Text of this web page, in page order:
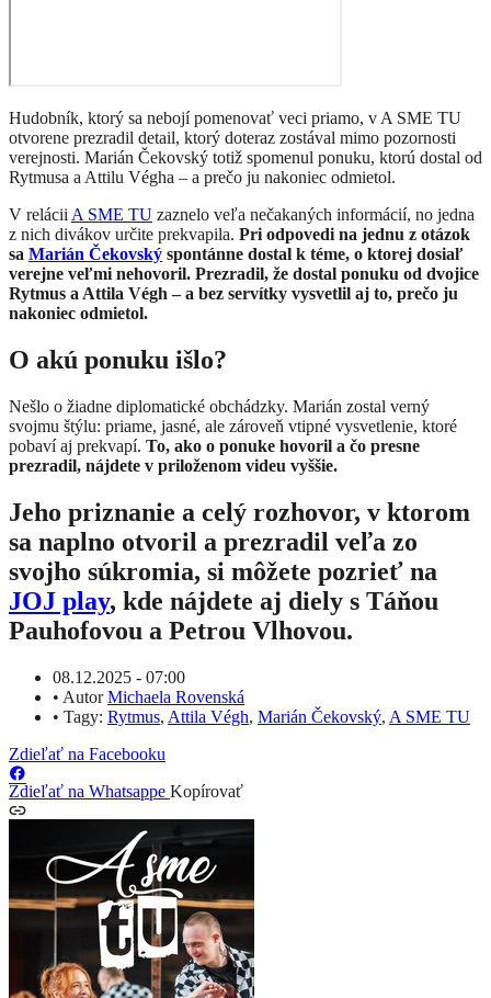
Hudobník, ktorý sa nebojí pomenovať veci priamo, v A SME TU
otvorene prezradil detail, ktorý doteraz zostával mimo pozornosti
verejnosti. Marián Čekovský totiž spomenul ponuku, ktorú dostal od
Rytmusa a Attilu Végha – a prečo ju nakoniec odmietol.
V relácii A SME TU zaznelo veľa nečakaných informácií, no jedna
z nich divákov určite prekvapila. Pri odpovedi na jednu z otázok
sa Marián Čekovský spontánne dostal k téme, o ktorej dosiaľ
verejne veľmi nehovoril. Prezradil, že dostal ponuku od dvojice
Rytmus a Attila Végh – a bez servítky vysvetlil aj to, prečo ju
nakoniec odmietol.
O akú ponuku išlo?
Nešlo o žiadne diplomatické obchádzky. Marián zostal verný
svojmu štýlu: priame, jasné, ale zároveň vtipné vysvetlenie, ktoré
pobaví aj prekvapí. To, ako o ponuke hovoril a čo presne
prezradil, nájdete v priloženom videu vyššie.
Jeho priznanie a celý rozhovor, v ktorom
sa naplno otvoril a prezradil veľa zo
svojho súkromia, si môžete pozrieť na
JOJ play, kde nájdete aj diely s Táňou
Pauhofovou a Petrou Vlhovou.
08.12.2025 - 07:00
• AutorMichaela Rovenská
• Tagy: Rytmus, Attila Végh, Marián Čekovský, A SME TU
Zdieľať na Facebooku
Zdieľať na Whatsappe Kopírovať